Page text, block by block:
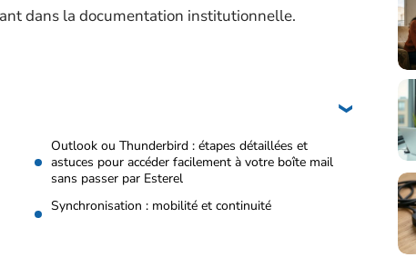
dans la documentation institutionnelle.
Outlook ou Thunderbird : étapes détaillées et
astuces pour accéder facilement à votre boîte mail
sans passer par Esterel
Synchronisation : mobilité et continuité